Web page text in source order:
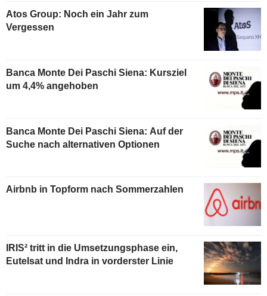
Atos Group: Noch ein Jahr zum
Vergessen
Banca Monte Dei Paschi Siena: Kursziel
um 4,4% angehoben
Banca Monte Dei Paschi Siena: Auf der
Suche nach alternativen Optionen
Airbnb in Topform nach Sommerzahlen
IRIS² tritt in die Umsetzungsphase ein,
Eutelsat und Indra in vorderster Linie